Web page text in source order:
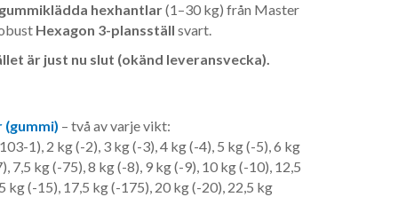
hexhantlar(1–30 kg) från Master
Hexagon 3-plansställ svart.
är just nu slut (okänd leveransvecka).
(gummi) – två av varje vikt:
1), 2 kg (-2), 3 kg (-3), 4 kg (-4), 5 kg (-5), 6 kg
7,5 kg (-75), 8 kg (-8), 9 kg (-9), 10 kg (-10), 12,5
kg (-15), 17,5 kg (-175), 20 kg (-20), 22,5 kg